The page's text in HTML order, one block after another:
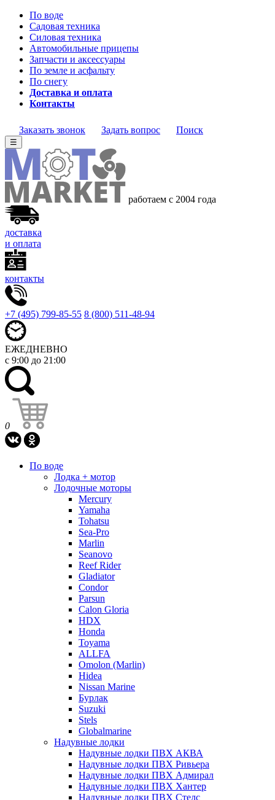
По воде
Садовая техника
Силовая техника
Автомобильные прицепы
Запчасти и аксессуары
По земле и асфальту
По снегу
Доставка и оплата
Контакты
Заказать звонок Задать вопрос Поиск
☰
работаем с 2004 года
доставка
и оплата
контакты
+7 (495) 799-85-55 8 (800) 511-48-94
ЕЖЕДНЕВНО
с 9:00 до 21:00
0
По воде
Лодка + мотор
Лодочные моторы
Mercury
Yamaha
Tohatsu
Sea-Pro
Marlin
Seanovo
Reef Rider
Gladiator
Condor
Parsun
Calon Gloria
HDX
Honda
Toyama
ALLFA
Omolon (Marlin)
Hidea
Nissan Marine
Бурлак
Suzuki
Stels
Globalmarine
Надувные лодки
Надувные лодки ПВХ АКВА
Надувные лодки ПВХ Ривьера
Надувные лодки ПВХ Адмирал
Надувные лодки ПВХ Хантер
Надувные лодки ПВХ Стелс